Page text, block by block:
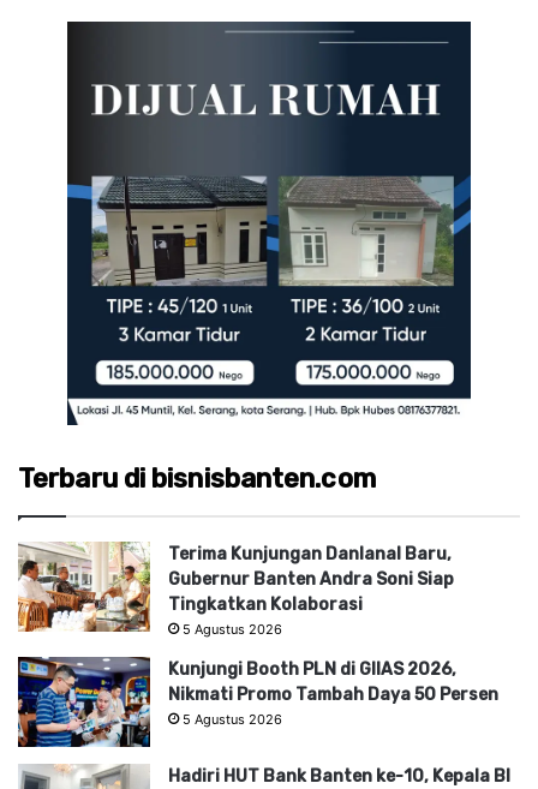
Terbaru di bisnisbanten.com
Terima Kunjungan Danlanal Baru,
Gubernur Banten Andra Soni Siap
Tingkatkan Kolaborasi
5 Agustus 2026
Kunjungi Booth PLN di GIIAS 2026,
Nikmati Promo Tambah Daya 50 Persen
5 Agustus 2026
Hadiri HUT Bank Banten ke-10, Kepala BI